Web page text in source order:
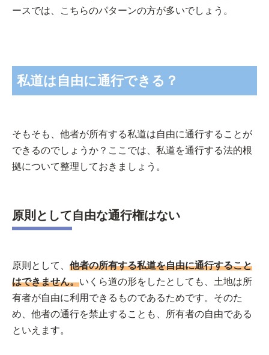
ースでは、こちらのパターンの方が多いでしょう。
私道は自由に通行できる？
そもそも、他者が所有する私道は自由に通行することが
できるのでしょうか？ここでは、私道を通行する法的根
拠について整理しておきましょう。
原則として自由な通行権はない
原則として、 他者の所有する私道を自由に通行すること
はできません。いくら道の形をしたとしても、土地は所
有者が自由に利用できるものであるためです。そのた
め、他者の通行を禁止することも、所有者の自由である
といえます。